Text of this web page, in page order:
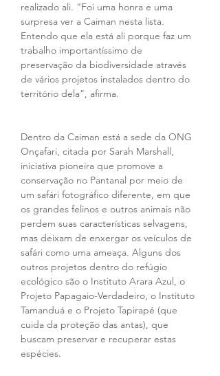
realizado ali. “Foi uma honra e uma
surpresa ver a Caiman nesta lista.
Entendo que ela está ali porque faz um
trabalho importantíssimo de
preservação da biodiversidade através
de vários projetos instalados dentro do
território dela”, afirma.
Dentro da Caiman está a sede da ONG
Onçafari, citada por Sarah Marshall,
iniciativa pioneira que promove a
conservação no Pantanal por meio de
um safári fotográfico diferente, em que
os grandes felinos e outros animais não
perdem suas características selvagens,
mas deixam de enxergar os veículos de
safári como uma ameaça. Alguns dos
outros projetos dentro do refúgio
ecológico são o Instituto Arara Azul, o
Projeto Papagaio-Verdadeiro, o Instituto
Tamanduá e o Projeto Tapirapé (que
cuida da proteção das antas), que
buscam preservar e recuperar estas
espécies.